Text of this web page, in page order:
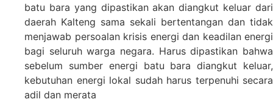
batu bara yang dipastikan akan diangkut keluar dari
daerah Kalteng sama sekali bertentangan dan tidak
menjawab persoalan krisis energi dan keadilan energi
bagi seluruh warga negara. Harus dipastikan bahwa
sebelum sumber energi batu bara diangkut keluar,
kebutuhan energi lokal sudah harus terpenuhi secara
adil dan merata